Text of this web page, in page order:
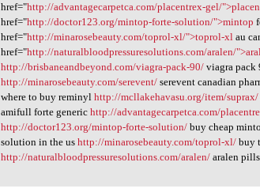
href="http://advantagecarpetca.com/placentrex-gel/
href="http://doctor123.org/mintop-forte-solution/">mintop
href="http://minarosebeauty.com/toprol-xl/">toprol-xl au
href="http://naturalbloodpressuresolutions.com/aralen/
http://brisbaneandbeyond.com/viagra-pack-90/ viagra pack
http://minarosebeauty.com/serevent/ serevent canadian
where to buy reminylhttp://mcllakehavasu.org/item/suprax/
amifull forte generichttp://advantagecarpetca.com/
http://doctor123.org/mintop-forte-solution/ buy cheap
solution in the ushttp://minarosebeauty.com/toprol-xl/ buy
http://naturalbloodpressuresolutions.com/aralen/ aralen